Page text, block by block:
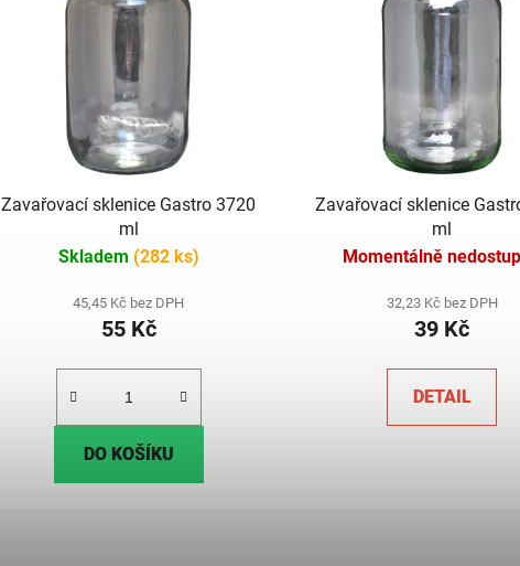
Zavařovací sklenice Gastro 3720
ml
Skladem (282 ks)
45,45 Kč bez DPH
55 Kč
DO KOŠÍKU
Zavařovací sklenice
ml
Momentálně
32,23 Kč bez DPH
39 Kč
DETAIL